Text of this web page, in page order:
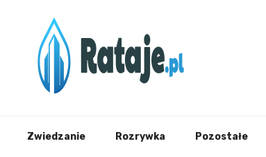
Zwiedzanie Rozrywka Pozostałe